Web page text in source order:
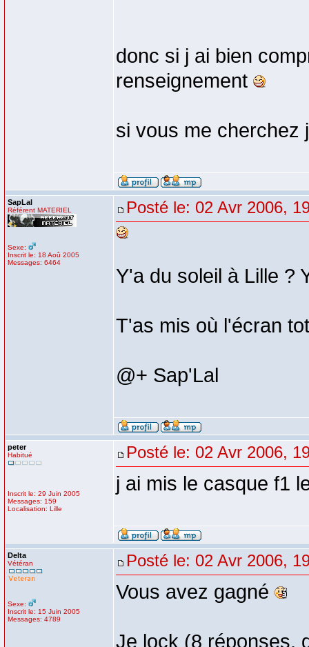
donc si j ai bien
renseignement
si vous me
SapLal
Référent MATERIEL
Sexe:
Inscrit le: 18 Aoû 2005
Messages: 6464
Posté le: 02 Avr 2006,
Y'a du soleil à Lille ?
T'as mis où l'écran
@+ Sap'Lal
peter
Habitué
Inscrit le: 29 Juin 2005
Messages: 159
Localisation: Lille
Posté le: 02 Avr 2006,
j ai mis le casque f1
Delta
Vétéran
Sexe:
Inscrit le: 15 Juin 2005
Messages: 4789
Posté le: 02 Avr 2006,
Vous avez gagné
Je lock (8 réponses,